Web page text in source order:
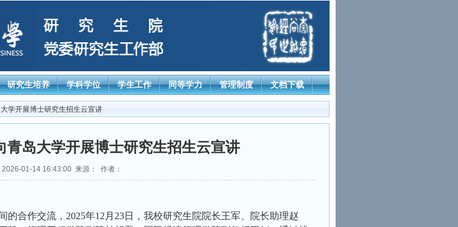
研究生培养 学科学位 学生工作 同等学力 管理制度 文档下载
学开展博士研究生招生云宣讲
青岛大学开展博士研究生招生云宣讲
2026-01-14 16:43:00 来源： 作者：
合作交流，2025年12月23日，我校研究生院院长王军、院长助理赵